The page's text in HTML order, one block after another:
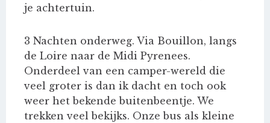
je achtertuin.
3 Nachten onderweg. Via Bouillon, langs
de Loire naar de Midi Pyrenees.
Onderdeel van een camper-wereld die
veel groter is dan ik dacht en toch ook
weer het bekende buitenbeentje. We
trekken veel bekijks. Onze bus als kleine